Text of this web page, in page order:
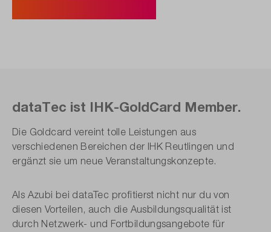
dataTec ist IHK-GoldCard Member.
Die Goldcard vereint tolle Leistungen aus
verschiedenen Bereichen der IHK Reutlingen und
ergänzt sie um neue Veranstaltungskonzepte.
Als Azubi bei dataTec profitierst nicht nur du von
diesen Vorteilen, auch die Ausbildungsqualität ist
durch Netzwerk- und Fortbildungsangebote für